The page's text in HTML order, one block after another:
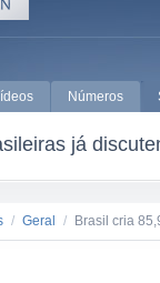
Números
já
/ Geral / Brasil cria